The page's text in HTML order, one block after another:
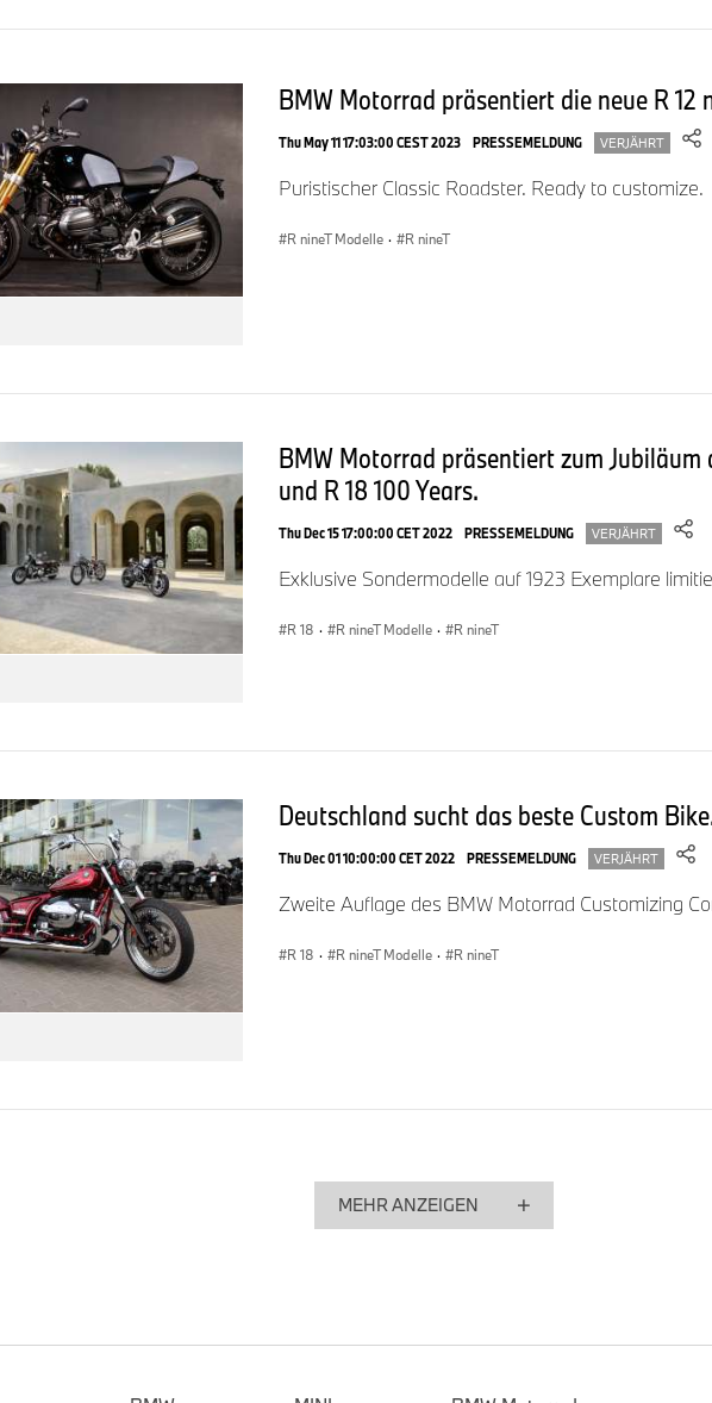
BMW Motorrad präsentiert die neue R 12
Thu May 11 17:03:00 CEST 2023 PRESSEMELDUNG VERJÄHRT
Puristischer Classic Roadster. Ready to customize.
R nineT Modelle · R nineT
BMW Motorrad präsentiert zum Jubiläum
und R 18 100 Years.
Thu Dec 15 17:00:00 CET 2022 PRESSEMELDUNG VERJÄHRT
Exklusive Sondermodelle auf 1923 Exemplare
R 18 · R nineT Modelle · R nineT
Deutschland sucht das beste Custom
Thu Dec 01 10:00:00 CET 2022 PRESSEMELDUNG VERJÄHRT
Zweite Auflage des BMW Motorrad Customizing
R 18 · R nineT Modelle · R nineT
MEHR ANZEIGEN